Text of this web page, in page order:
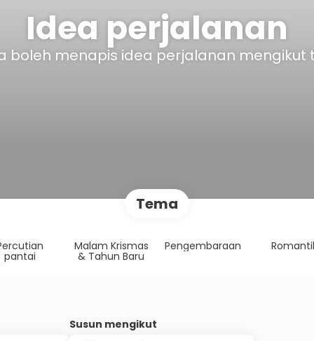
Idea perjalanan
boleh menapis idea perjalanan mengikut
Tema
pantai
Malam Krismas
& Tahun Baru
Pengembaraan
Susun mengikut